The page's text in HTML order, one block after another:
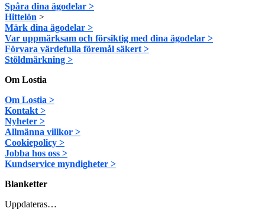
Spåra dina ägodelar >
Hittelön >
Märk dina ägodelar >
Var uppmärksam och försiktig med dina ägodelar >
Förvara värdefulla föremål säkert >
Stöldmärkning >
Om Lostia
Om Lostia >
Kontakt >
Nyheter >
Allmänna villkor >
Cookiepolicy >
Jobba hos oss >
Kundservice myndigheter >
Blanketter
Uppdateras…